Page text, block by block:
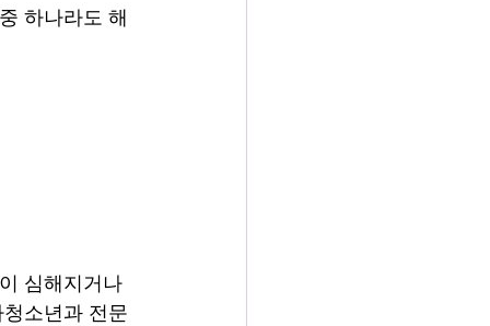
하나라도 해
심해지거나
소년과 전문